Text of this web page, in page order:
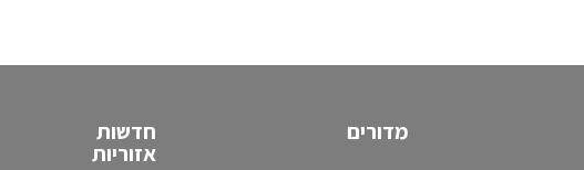
מדורים חדשות
אזוריות